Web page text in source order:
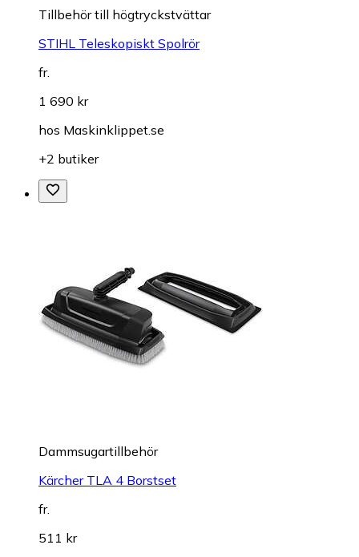
Tillbehör till högtryckstvättar
STIHL Teleskopiskt Spolrör
fr.
1 690 kr
hos Maskinklippet.se
+2 butiker
Dammsugartillbehör
Kärcher TLA 4 Borstset
fr.
511 kr